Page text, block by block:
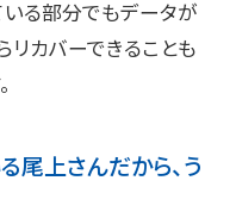
いる部分でもデータが
リカバーできることも
尾上さんだから、う